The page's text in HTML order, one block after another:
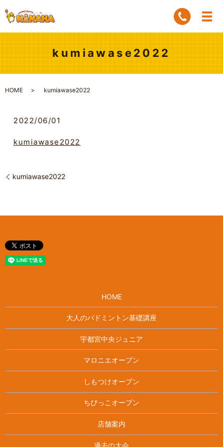
kumiawase2022
HOME kumiawase2022
2022/06/01
kumiawase2022
kumiawase2022
HOME
大人のバドミントン基礎講座
宇都宮中央ジュニア
マロニエオープン
しもつけオープン
ちびっこオープン
店舗案内
過去の大会